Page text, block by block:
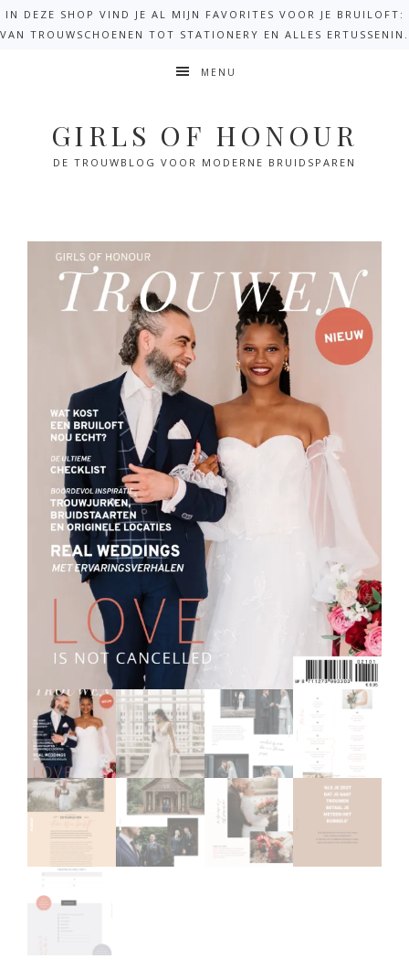
IN DEZE SHOP VIND JE AL MIJN FAVORITES VOOR JE BRUILOFT:
VAN TROUWSCHOENEN TOT STATIONERY EN ALLES ERTUSSENIN.
MENU
GIRLS OF HONOUR